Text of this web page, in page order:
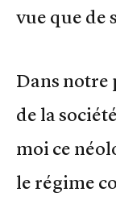
vue que de
Dans notre
de la
moi ce
le régime